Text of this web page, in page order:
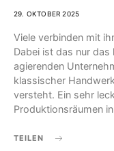
29. OKTOBER 2025
Viele verbinden mit
Dabei ist das nur
agierenden
klassischer
versteht. Ein sehr
Produktionsräumen
TEILEN